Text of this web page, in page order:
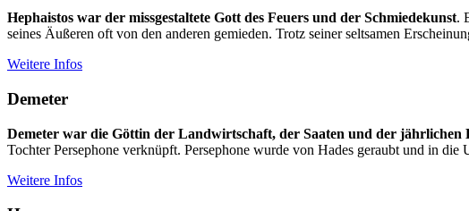
Hephaistos war der missgestaltete Gott des Feuers und der Schmiedekunst.
seines Äußeren oft von den anderen gemieden. Trotz seiner seltsamen
Weitere Infos
Demeter
Demeter war die Göttin der Landwirtschaft, der Saaten und der jährlichen
Tochter Persephone verknüpft. Persephone wurde von Hades geraubt und in die
Weitere Infos